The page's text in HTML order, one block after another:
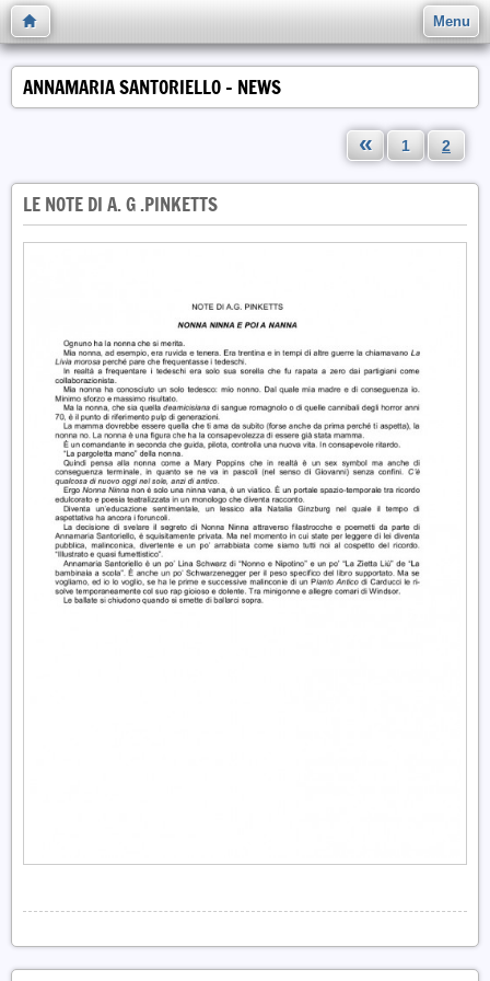
Menu
ANNAMARIA SANTORIELLO - NEWS
« 1 2
LE NOTE DI A. G .PINKETTS